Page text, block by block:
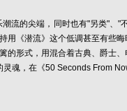
的尖端，同时也有"另类"、"
《潜流》这个低调甚至有些
形式，用混合着古典、爵士
魂，在《50 Seconds From